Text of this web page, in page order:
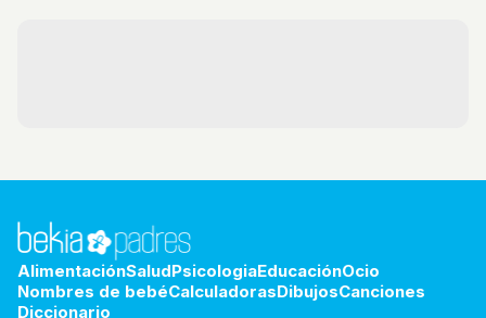
AlimentaciónSaludPsicologiaEducaciónOcio
Nombres de bebéCalculadorasDibujosCanciones
Diccionario